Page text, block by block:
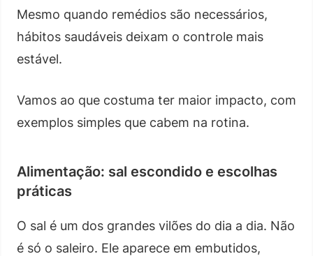
Mesmo quando remédios são necessários,
hábitos saudáveis deixam o controle mais
estável.
Vamos ao que costuma ter maior impacto, com
exemplos simples que cabem na rotina.
Alimentação: sal escondido e escolhas
práticas
O sal é um dos grandes vilões do dia a dia. Não
é só o saleiro. Ele aparece em embutidos,